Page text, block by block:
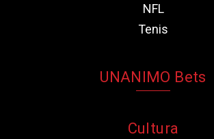
NFL
Tenis
UNANIMO Bets
Cultura